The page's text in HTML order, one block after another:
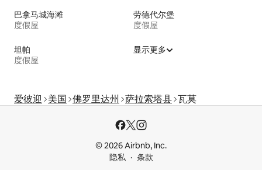
巴拿马城海滩
度假屋
劳德代尔堡
度假屋
坦帕
度假屋
显示更多
爱彼迎 美国 佛罗里达州 萨拉索塔县 瓦莫
© 2026 Airbnb, Inc.
隐私
条款